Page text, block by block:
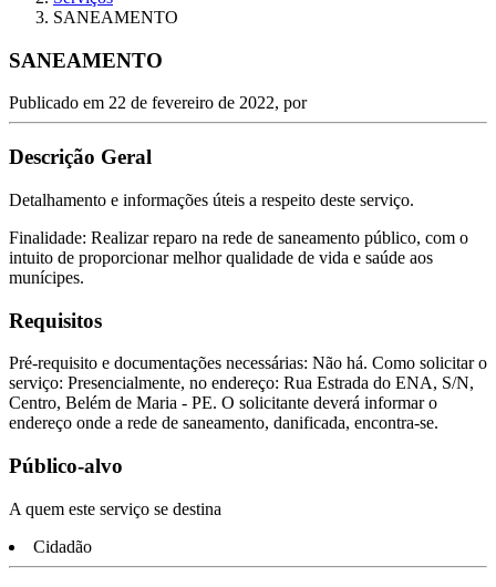
SANEAMENTO
SANEAMENTO
Publicado em 22 de fevereiro de 2022, por
Descrição Geral
Detalhamento e informações úteis a respeito deste serviço.
Finalidade: Realizar reparo na rede de saneamento público, com o
intuito de proporcionar melhor qualidade de vida e saúde aos
munícipes.
Requisitos
Pré-requisito e documentações necessárias: Não há. Como solicitar o
serviço: Presencialmente, no endereço: Rua Estrada do ENA, S/N,
Centro, Belém de Maria - PE. O solicitante deverá informar o
endereço onde a rede de saneamento, danificada, encontra-se.
Público-alvo
A quem este serviço se destina
Cidadão